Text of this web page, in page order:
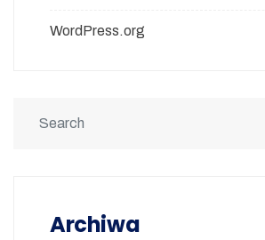
WordPress.org
Archiwa